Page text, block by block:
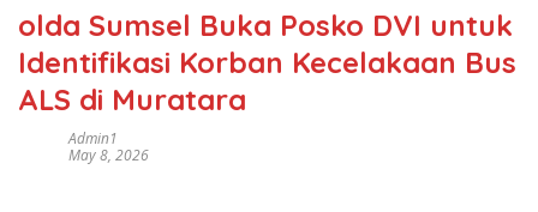
olda Sumsel Buka Posko DVI untuk
Identifikasi Korban Kecelakaan Bus
ALS di Muratara
Admin1
May 8, 2026